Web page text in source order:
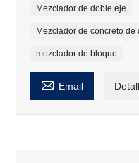
Mezclador de doble eje
Mezclador de concreto de
mezclador de bloque
 Email